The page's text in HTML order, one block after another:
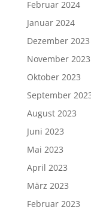
Februar 2024
Januar 2024
Dezember 2023
November 2023
Oktober 2023
September
August 2023
Juni 2023
Mai 2023
April 2023
März 2023
Februar 2023